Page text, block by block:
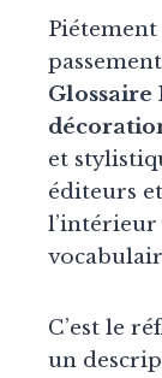
Piétement
Glossaire
et
éditeurs
l’intérieur
C’est le
un